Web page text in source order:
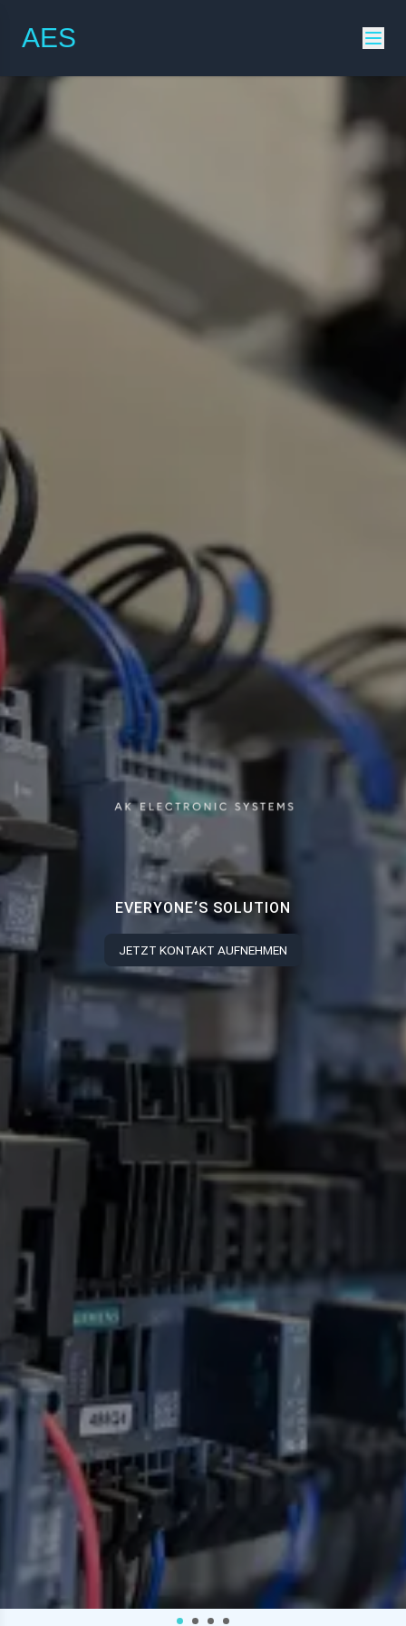
AES
Elektriker in
EVERYONE‘S SOLUTION
JETZT KONTAKT AUFNEHMEN